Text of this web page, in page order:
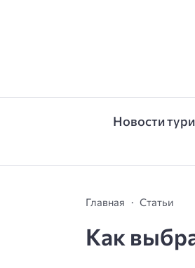
Новости
Главная Статьи
Как